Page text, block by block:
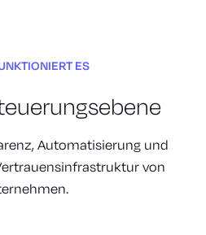
ES
Automatisierung und
von